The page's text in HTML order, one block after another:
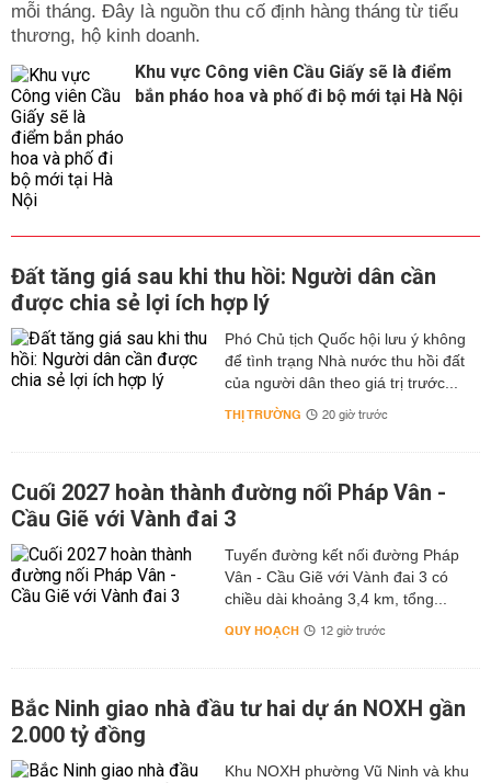
mỗi tháng. Đây là nguồn thu cố định hàng tháng từ tiểu
thương, hộ kinh doanh.
Khu vực Công viên Cầu Giấy sẽ là điểm
bắn pháo hoa và phố đi bộ mới tại Hà Nội
Đất tăng giá sau khi thu hồi: Người dân cần
được chia sẻ lợi ích hợp lý
Phó Chủ tịch Quốc hội lưu ý không
để tình trạng Nhà nước thu hồi đất
của người dân theo giá trị trước...
THỊ TRƯỜNG 20 giờ trước
Cuối 2027 hoàn thành đường nối Pháp Vân -
Cầu Giẽ với Vành đai 3
Tuyến đường kết nối đường Pháp
Vân - Cầu Giẽ với Vành đai 3 có
chiều dài khoảng 3,4 km, tổng...
QUY HOẠCH 12 giờ trước
Bắc Ninh giao nhà đầu tư hai dự án NOXH gần
2.000 tỷ đồng
Khu NOXH phường Vũ Ninh và khu